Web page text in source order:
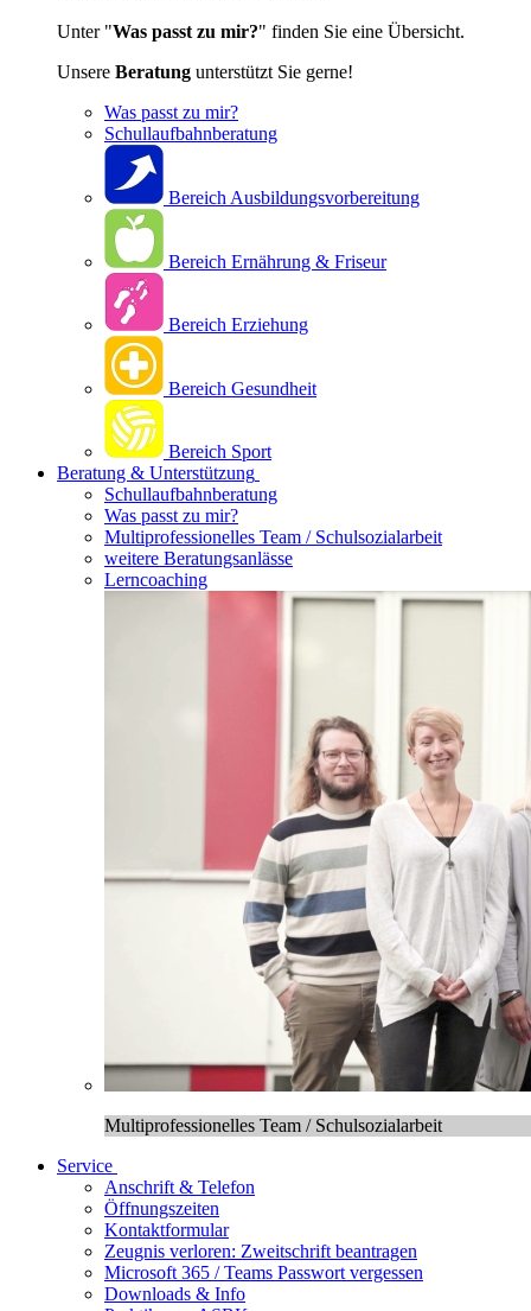
Unter "Was passt zu mir?" finden Sie eine Übersicht.
Unsere Beratung unterstützt Sie gerne!
Was passt zu mir?
Schullaufbahnberatung
Bereich Ausbildungsvorbereitung
Bereich Ernährung & Friseur
Bereich Erziehung
Bereich Gesundheit
Bereich Sport
Beratung & Unterstützung
Schullaufbahnberatung
Was passt zu mir?
Multipro­fessionelles Team / Schulsozialarbeit
weitere Beratungsanlässe
Lerncoaching
Multiprofessionelles Team / Schulsozialarbeit
Service
Anschrift & Telefon
Öffnungszeiten
Kontaktformular
Zeugnis verloren: Zweitschrift beantragen
Microsoft 365 / Teams Passwort vergessen
Downloads & Info